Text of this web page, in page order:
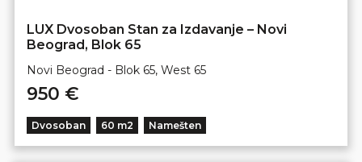
LUX Dvosoban Stan za Izdavanje – Novi
Beograd, Blok 65
Novi Beograd - Blok 65, West 65
950 €
Dvosoban 60 m2 Namešten